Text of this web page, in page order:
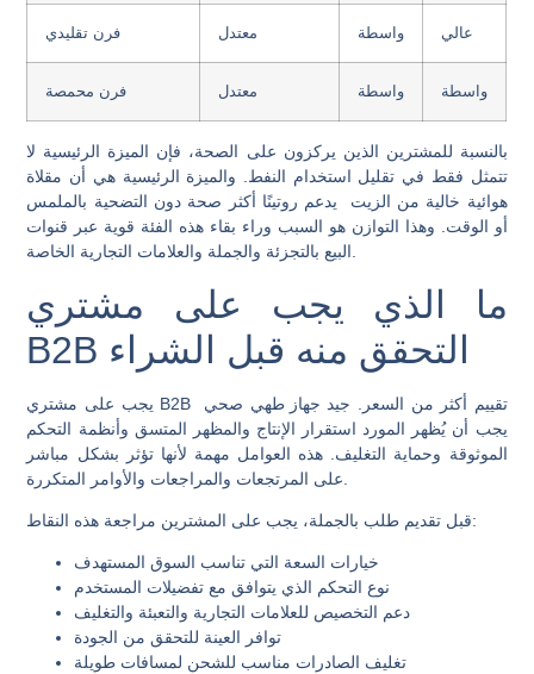
فرن تقليدي معتدل واسطة عالي
فرن محمصة معتدل واسطة واسطة
بالنسبة للمشترين الذين يركزون على الصحة، فإن الميزة الرئيسية لا
تتمثل فقط في تقليل استخدام النفط. والميزة الرئيسية هي أن مقلاة
هوائية خالية من الزيت
يدعم روتينًا أكثر صحة دون التضحية بالملمس
أو الوقت. وهذا التوازن هو السبب وراء بقاء هذه الفئة قوية عبر قنوات
البيع بالتجزئة والجملة والعلامات التجارية الخاصة.
ما الذي يجب على مشتري
يجب على مشتري B2B تقييم أكثر من السعر. جيد جهاز طهي صحي
يجب أن يُظهر المورد استقرار الإنتاج والمظهر المتسق وأنظمة التحكم
الموثوقة وحماية التغليف. هذه العوامل مهمة لأنها تؤثر بشكل مباشر
قبل تقديم طلب بالجملة، يجب على المشترين مراجعة هذه النقاط:
خيارات السعة التي تناسب السوق المستهدف
نوع التحكم الذي يتوافق مع تفضيلات المستخدم
دعم التخصيص للعلامات التجارية والتعبئة والتغليف
توافر العينة للتحقق من الجودة
تغليف الصادرات مناسب للشحن لمسافات طويلة